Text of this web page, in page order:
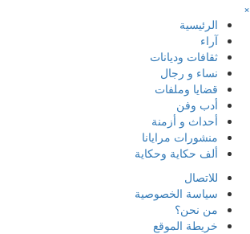
×
الرئيسية
آراء
ثقافات وديانات
نساء و رجال
قضايا وملفات
أدب وفن
أحداث و أزمنة
منشورات مرايانا
ألف حكاية وحكاية
للاتصال
سياسة الخصوصية
من نحن؟
خريطة الموقع